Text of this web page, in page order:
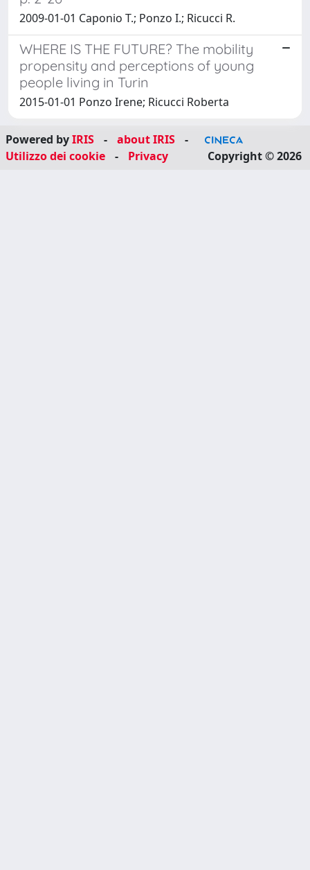
2009-01-01 Caponio T.; Ponzo I.; Ricucci R.
WHERE IS THE FUTURE? The mobility
propensity and perceptions of young
people living in Turin
2015-01-01 Ponzo Irene; Ricucci Roberta
Powered byIRIS - about IRIS
-
Utilizzo dei cookie
- Privacy Copyright © 2026